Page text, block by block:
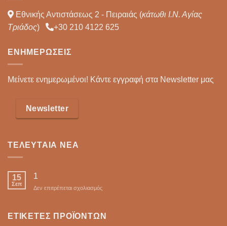
Εθνικής Αντιστάσεως 2 - Πειραιάς (κάτωθι Ι.Ν. Αγίας
Τριάδος) +30 210 4122 625
ΕΝΗΜΕΡΏΣΕΙΣ
Μείνετε ενημερωμένοι! Κάντε εγγραφή στα Newsletter μας
Newsletter
ΤΕΛΕΥΤΑΊΑ ΝΈΑ
15
Σεπ
1
Δεν επιτρέπεται σχολιασμόςστο
ΕΤΙΚΈΤΕΣ ΠΡΟΪΌΝΤΩΝ